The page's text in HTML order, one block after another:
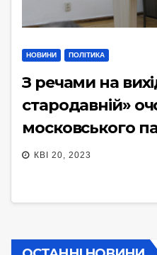
НОВИНИ ПОЛІТИКА
З речами на
стародавній»
московського
КВІ 20, 2023